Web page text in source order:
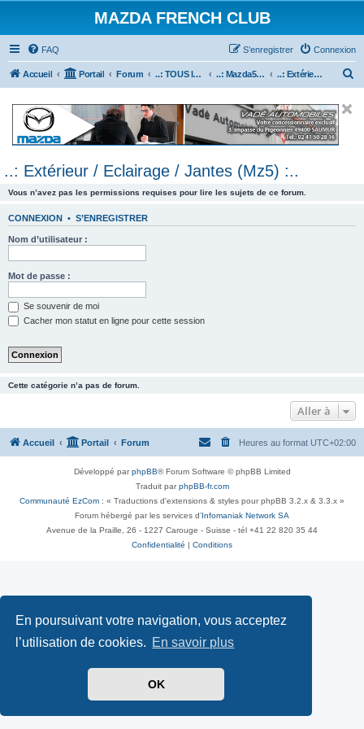
En poursuivant votre navigation, vous acceptez
l’utilisation de cookies. En savoir plus
OK
MAZDA FRENCH CLUB
FAQ Connexion
S’enregistrer
Accueil Portail Forum ..: TOUS les Véhicules MAZDA :.. ..: Mazda5 :.. ..: Extérieur / Eclairage / Jantes (Mz5) :..
e
..: Extérieur / Eclairage / Jantes (Mz5) :..
Vous n’avez pas les permissions requises pour lire les sujets de ce forum.
CONNEXION • S’ENREGISTRER
Nom d’utilisateur :
Mot de passe :
Se souvenir de moi
Cacher mon statut en ligne pour cette session
Cette catégorie n’a pas de forum.
Aller à
Accueil Portail Forum Heures au format UTC+02:00
Développé parphpBB® Forum Software © phpBB Limited
Traduit parphpBB-fr.com
Communauté EzCom : « Traductions d'extensions & styles pour phpBB 3.2.x & 3.3.x »
Forum hébergé par les services d’ Infomaniak Network SA
Avenue de la Praille, 26 - 1227 Carouge - Suisse - tél +41 22 820 35 44
Confidentialité
Conditions